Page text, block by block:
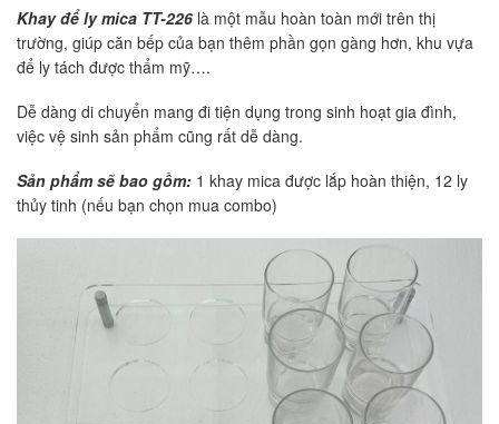
Khay để ly mica TT-226 là một mẫu hoàn toàn mới trên thị
trường, giúp căn bếp của bạn thêm phần gọn gàng hơn, khu vựa
để ly tách được thẩm mỹ….
Dễ dàng di chuyển mang đi tiện dụng trong sinh hoạt gia đình,
việc vệ sinh sản phẩm cũng rất dễ dàng.
Sản phẩm sẽ bao gồm: 1 khay mica được lắp hoàn thiện, 12 ly
thủy tinh (nếu bạn chọn mua combo)